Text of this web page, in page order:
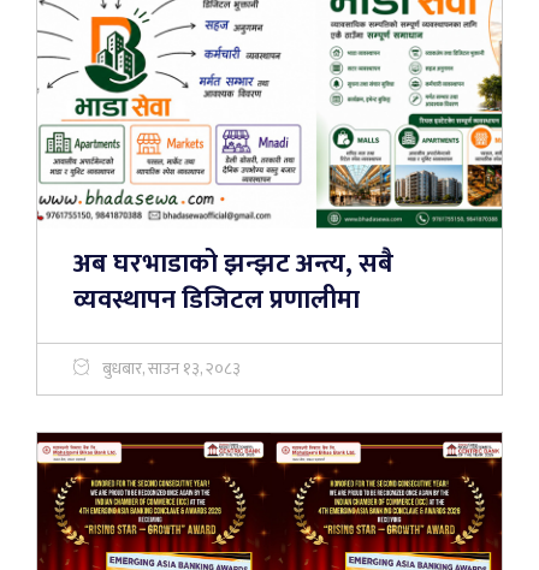
अब घरभाडाको झन्झट अन्त्य, सबै
व्यवस्थापन डिजिटल प्रणालीमा
बुधबार, साउन १३, २०८३